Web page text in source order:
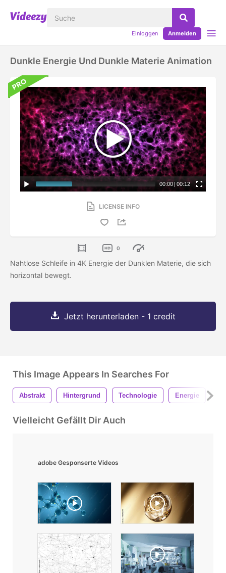
Einloggen Anmelden
Dunkle Energie Und Dunkle Materie Animation
00:00 | 00:12
LICENSE INFO
0
Nahtlose Schleife in 4K Energie der Dunklen Materie, die sich
horizontal bewegt.
Jetzt herunterladen - 1 credit
This Image Appears In Searches For
Abstrakt Hintergrund Technologie Energie
Vielleicht Gefällt Dir Auch
adobe Gesponserte Videos